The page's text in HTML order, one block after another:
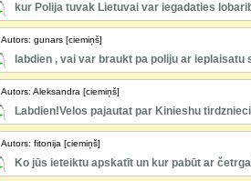
kur Polija tuvak Lietuvai var iegadaties
Autors: gunars [ciemiņš]
labdien , vai var braukt pa poliju ar ieplaisatu
Autors: Aleksandra [ciemiņš]
Labdien!Velos pajautat par Kinieshu
Autors: fitonija [ciemiņš]
Ko jūs ieteiktu apskatīt un kur pabūt ar